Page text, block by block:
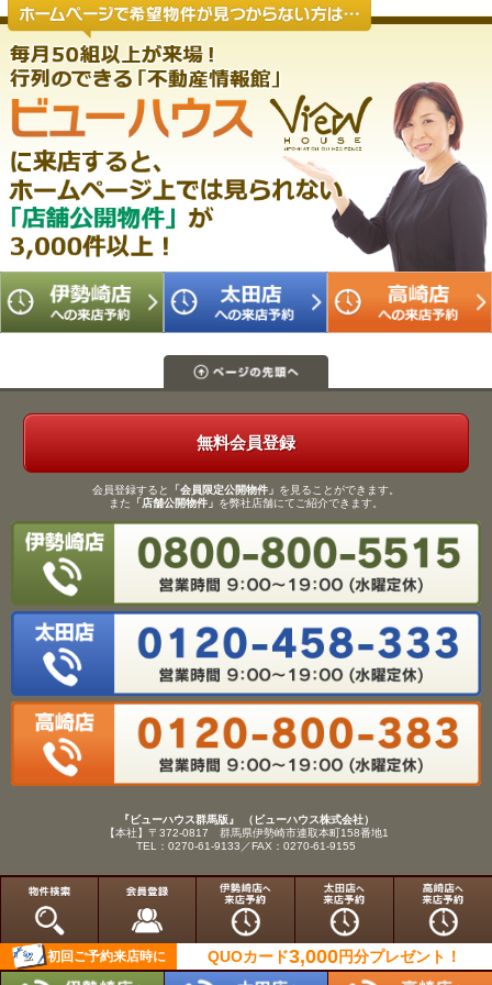
無料会員登録
会員登録すると 「会員限定公開物件」 を見ることができます。
また 「店舗公開物件」 を弊社店舗にてご紹介できます。
『ビューハウス群馬版』 （ビューハウス株式会社）
【本社】〒372-0817 群馬県伊勢崎市連取本町158番地1
TEL：0270-61-9133／FAX：0270-61-9155
Copyright(C)View House(R)Inc.All Rights Reserved.
初回ご予約来店時に QUOカード3,000円分プレゼント！